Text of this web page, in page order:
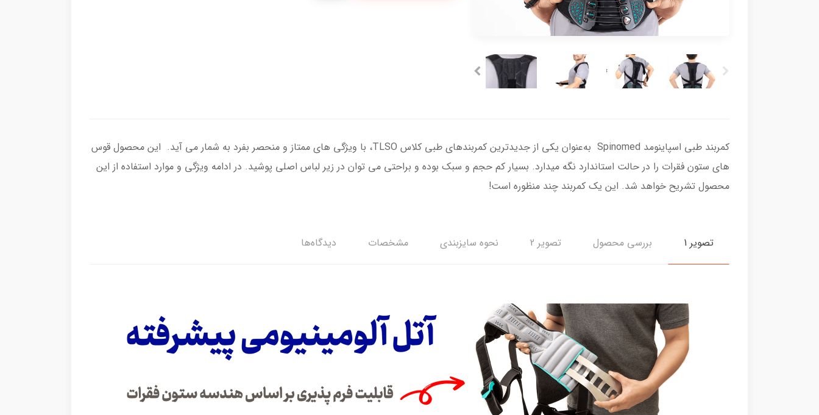
کمربند طبی اسپاینومد Spinomed به‌عنوان یکی از جدیدترین کمربندهای طبی کلاس TLSO، با ویژگی های ممتاز و منحصر بفرد به شمار می آید. این محصول قوس
های ستون فقرات را در حالت استاندارد نگه میدارد. بسیار کم حجم و سبک بوده و براحتی می توان در زیر لباس اصلی پوشید. در ادامه ویژگی و موارد استفاده از این
محصول تشریح خواهد شد. این یک کمربند چند منظوره است!
تصویر 1 بررسی محصول تصویر 2 نحوه سایزبندی مشخصات دیدگاه‌ها